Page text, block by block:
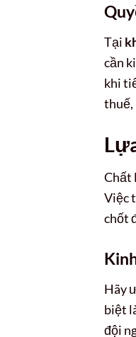
Tại
cần
khi
thuế,
Chất
Việc
chốt
Hãy
biệt
đội